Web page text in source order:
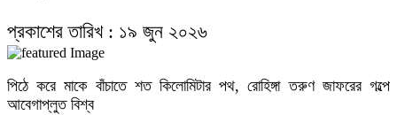
জিয়ানগরে ১০ পিস ইয়াবাসহ যুবক গ্রেফতার
৮
প্রকাশের তারিখ : ১৯ জুন ২০২৬
পিঠে করে মাকে বাঁচাতে শত কিলোমিটার পথ, রোহিঙ্গা তরুণ জাফরের গল্পে
আবেগাপ্লুত বিশ্ব